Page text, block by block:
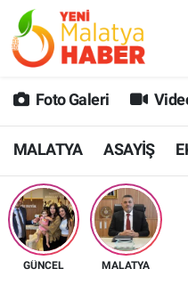
Foto Galeri
MALATYA ASAYİŞ
GÜNCEL MALATYA
MALATYA
GÜNCEL
SPOR
SAĞLIK
Malatya Nöbetçi
MALATYA Namaz
Malatya Trafik
Süper Lig Puan